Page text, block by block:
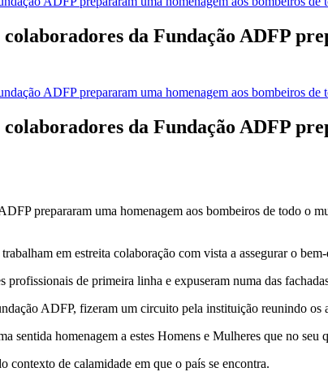
da Fundação ADFP
da Fundação ADFP
prepararam uma homenagem aos bombeiros de todo o
em estreita colaboração com vista a assegurar o
profissionais de primeira linha e expuseram numa das
ADFP, fizeram um circuito pela instituição reunindo os
sentida homenagem a estes Homens e Mulheres que no
contexto de calamidade em que o país se encontra.